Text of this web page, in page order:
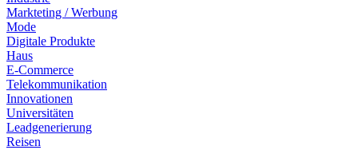
Markteting / Werbung
Mode
Digitale Produkte
Haus
E-Commerce
Telekommunikation
Innovationen
Universitäten
Leadgenerierung
Reisen